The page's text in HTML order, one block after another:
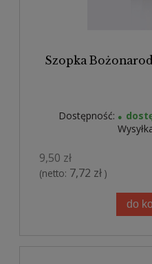
Szopka
Dostępność:
9,50 zł
(netto: 7,72 zł )
do